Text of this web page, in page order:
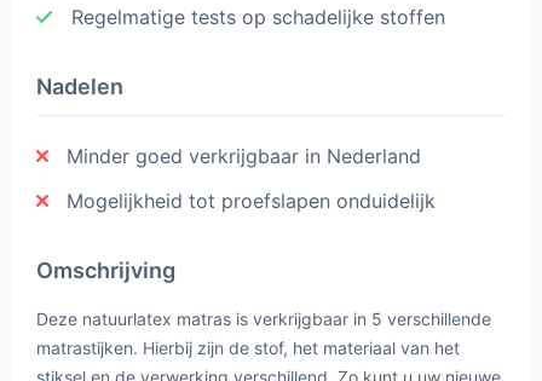
Regelmatige tests op schadelijke stoffen
Nadelen
Minder goed verkrijgbaar in Nederland
Mogelijkheid tot proefslapen onduidelijk
Omschrijving
Deze natuurlatex matras is verkrijgbaar in 5 verschillende
matrastijken. Hierbij zijn de stof, het materiaal van het
stiksel en de verwerking verschillend. Zo kunt u uw nieuwe